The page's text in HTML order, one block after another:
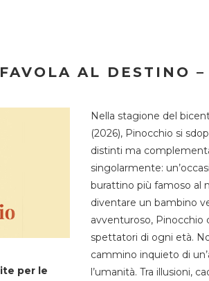
AL DESTINO
per le
Nella stagione del
(2026), Pinocchio si
distinti ma
singolarmente:
burattino più famoso al
diventare un bambino
avventuroso, Pinocchio
spettatori di ogni età.
cammino inquieto di
l’umanità. Tra illusioni,